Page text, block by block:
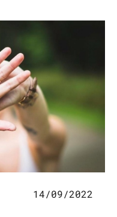
14/09/2022